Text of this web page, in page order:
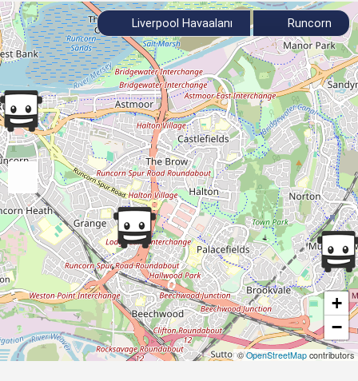
+
−
©OpenStreetMap contributors
Liverpool Havaalanı Runcorn